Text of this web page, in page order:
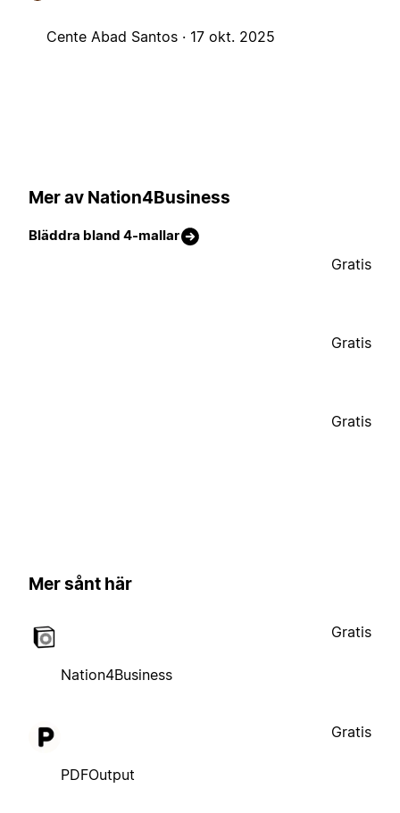
Cente Abad Santos · 17 okt. 2025
Mer av Nation4Business
Bläddra bland 4-mallar
Gratis
Gratis
Gratis
Mer sånt här
Nation4Business
Gratis
PDFOutput
Gratis